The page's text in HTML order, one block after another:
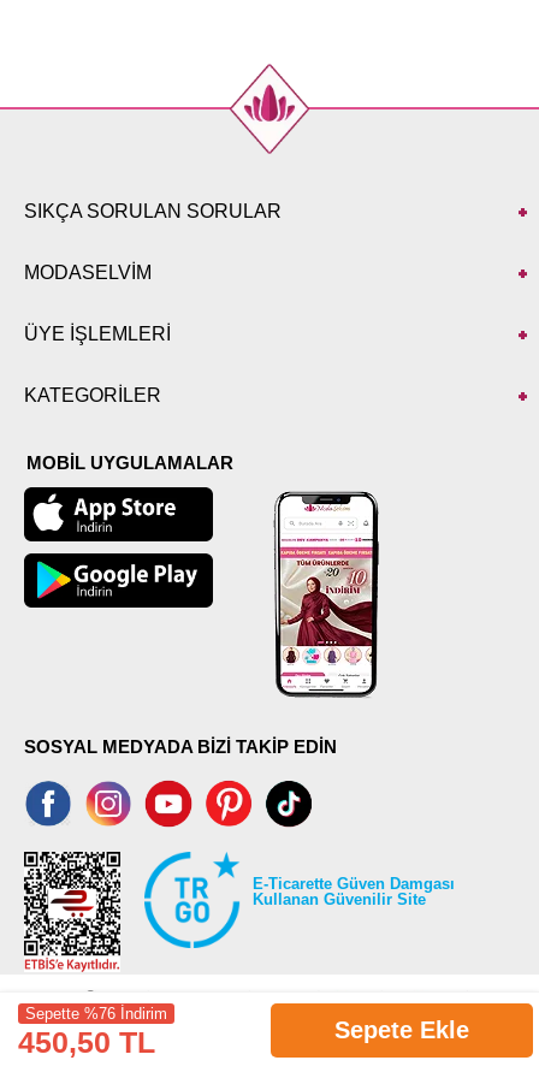
Sepette %76 İndirim
450,50 TL Sepete Ekle
SIKÇA SORULAN SORULAR
MODASELVİM
ÜYE İŞLEMLERİ
KATEGORİLER
MOBİL UYGULAMALAR
SOSYAL MEDYADA BİZİ TAKİP EDİN
E-Ticarette Güven Damgası
Kullanan Güvenilir Site
©2026 Tüm modaselvim.com hakları saklıdır.